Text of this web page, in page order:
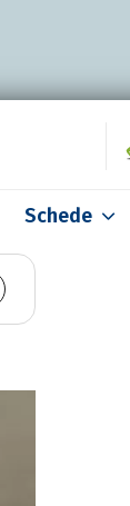
Schede